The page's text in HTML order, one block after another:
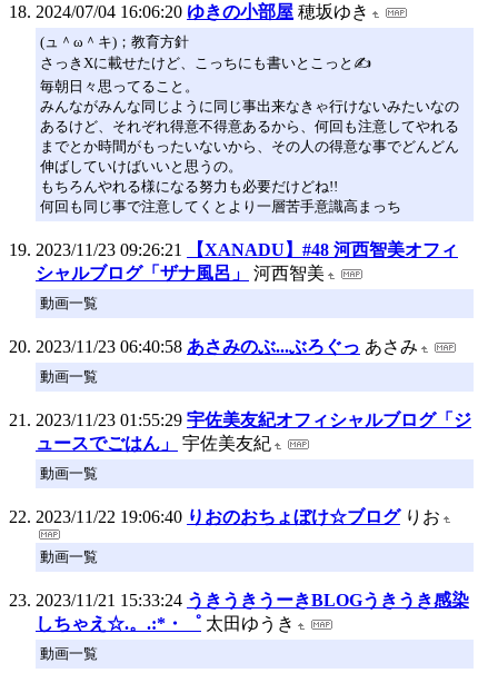
2024/07/04 16:06:20 ゆきの小部屋 穂坂ゆき
(ュ＾ω＾キ)；教育方針
さっきXに載せたけど、こっちにも書いとこっと✍️
毎朝日々思ってること。
みんながみんな同じように同じ事出来なきゃ行けないみたいなの
あるけど、それぞれ得意不得意あるから、何回も注意してやれる
までとか時間がもったいないから、その人の得意な事でどんどん
伸ばしていけばいいと思うの。
もちろんやれる様になる努力も必要だけどね!!
何回も同じ事で注意してくとより一層苦手意識高まっち
2023/11/23 09:26:21
【XANADU】#48 河西智美オフィ
シャルブログ「ザナ風呂」
河西智美
動画一覧
2023/11/23 06:40:58 あさみのぶ...ぶろぐっ あさみ
動画一覧
2023/11/23 01:55:29 宇佐美友紀オフィシャルブログ「ジ
ュースでごはん」
宇佐美友紀
動画一覧
2023/11/22 19:06:40 りおのおちょぼけ☆ブログ りお
動画一覧
2023/11/21 15:33:24 うきうきうーきBLOGうきうき感染
しちゃえ☆.。.:*・゜ 太田ゆうき
動画一覧